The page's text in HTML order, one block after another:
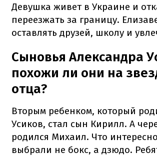
Девушка живет в Украине и
переезжать за границу.
оставлять друзей, школу и
Сыновья Александра
похожи ли они на
отца?
Вторым ребенком, который
Усиков, стал сын Кирилл. А
родился Михаил. Что
выбрали не бокс, а дзюдо.